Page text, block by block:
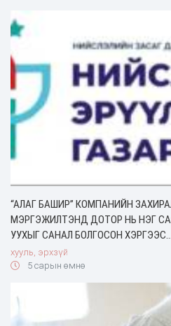
“АЛАГ БАШИР” КОМПАНИЙН
МЭРГЭЖИЛТЭНД ДОТОР НЬ НЭГ
УУХЫГ САНАЛ БОЛГОСОН ХЭРГЭЭС…
хууль, эрхзүй
5 сарын өмнө